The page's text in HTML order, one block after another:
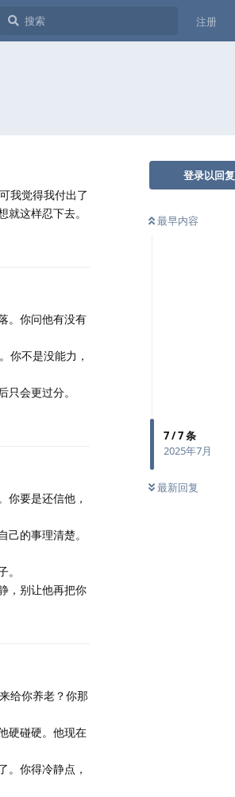
注册
登录以回复
最早内容
7/7条
2025年7月
最新回复
我觉得我付出了
这样忍下去。
。你问他有没有
你不是没能力，
会更过分。
你要是还信他，
的事理清楚。
，别让他再把你
给你养老？你那
硬碰硬。他现在
。你得冷静点，